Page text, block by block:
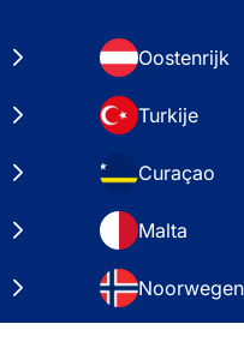
Oostenrijk
Turkije
Curaçao
Malta
Noorwegen